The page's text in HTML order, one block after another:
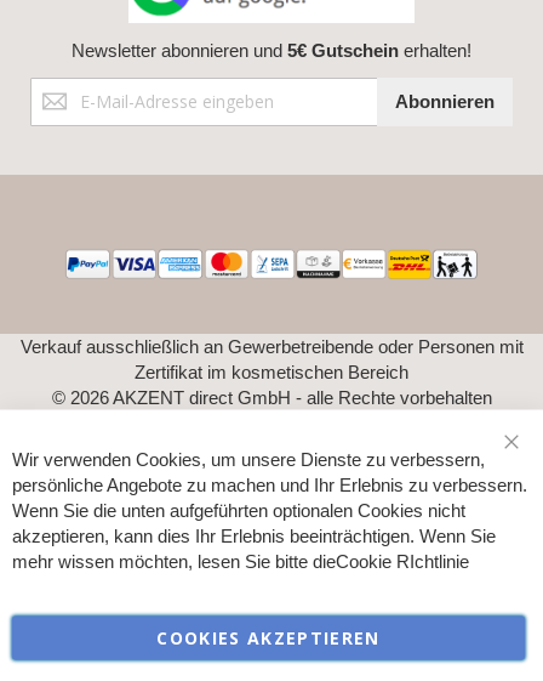
Newsletter abonnieren und 5€ Gutschein erhalten!
Anmeldung
zum
Abonnieren
Verkauf ausschließlich an Gewerbetreibende oder Personen mit
Zertifikat im kosmetischen Bereich
© 2026 AKZENT direct GmbH - alle Rechte vorbehalten
Wir verwenden Cookies, um unsere Dienste zu verbessern,
persönliche Angebote zu machen und Ihr Erlebnis zu verbessern.
Wenn Sie die unten aufgeführten optionalen Cookies nicht
akzeptieren, kann dies Ihr Erlebnis beeinträchtigen. Wenn Sie
mehr wissen möchten, lesen Sie bitte dieCookie RIchtlinie
COOKIES AKZEPTIEREN